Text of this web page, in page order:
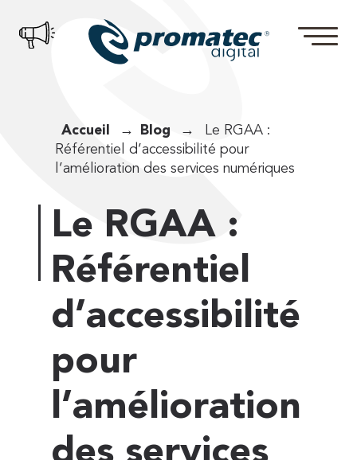
Accueil Blog
Le RGAA :
Référentiel d’accessibilité pour
l’amélioration des services numériques
Le RGAA :
Référentiel
d’accessibilité
pour
l’amélioration